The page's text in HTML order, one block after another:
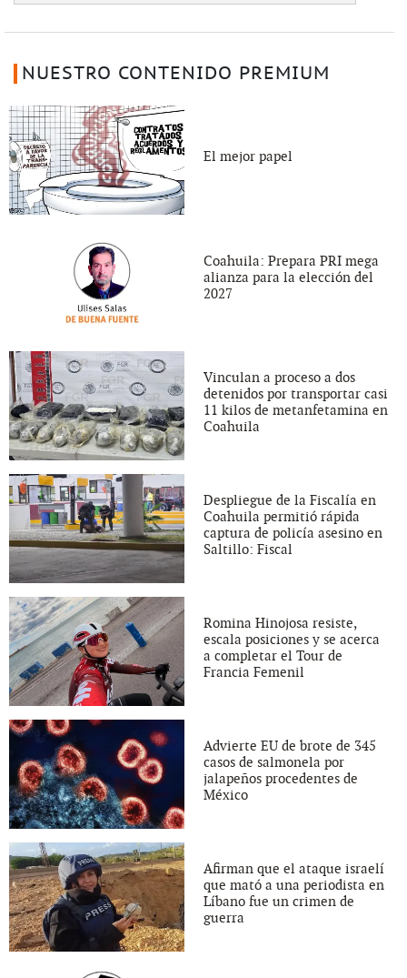
NUESTRO CONTENIDO PREMIUM
El mejor papel
Coahuila: Prepara PRI mega
alianza para la elección del
2027
Vinculan a proceso a dos
detenidos por transportar casi
11 kilos de metanfetamina en
Coahuila
Despliegue de la Fiscalía en
Coahuila permitió rápida
captura de policía asesino en
Saltillo: Fiscal
Romina Hinojosa resiste,
escala posiciones y se acerca
a completar el Tour de
Francia Femenil
Advierte EU de brote de 345
casos de salmonela por
jalapeños procedentes de
México
Afirman que el ataque israelí
que mató a una periodista en
Líbano fue un crimen de
guerra